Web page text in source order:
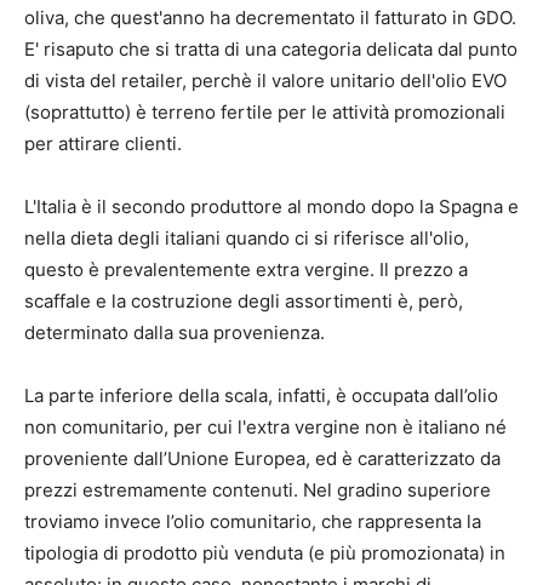
oliva, che quest'anno ha decrementato il fatturato in GDO.
E' risaputo che si tratta di una categoria delicata dal punto
di vista del retailer, perchè il valore unitario dell'olio EVO
(soprattutto) è terreno fertile per le attività promozionali
per attirare clienti.
L'Italia è il secondo produttore al mondo dopo la Spagna e
nella dieta degli italiani quando ci si riferisce all'olio,
questo è prevalentemente extra vergine. Il prezzo a
scaffale e la costruzione degli assortimenti è, però,
determinato dalla sua provenienza.
La parte inferiore della scala, infatti, è occupata dall’olio
non comunitario, per cui l'extra vergine non è italiano né
proveniente dall’Unione Europea, ed è caratterizzato da
prezzi estremamente contenuti. Nel gradino superiore
troviamo invece l’olio comunitario, che rappresenta la
tipologia di prodotto più venduta (e più promozionata) in